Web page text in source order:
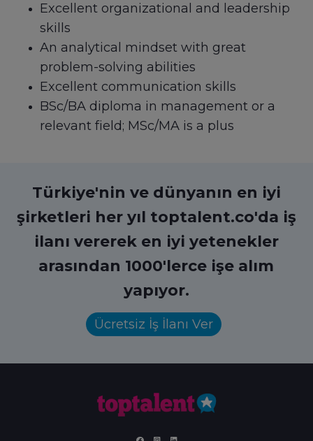
Excellent organizational and leadership
skills
An analytical mindset with great
problem-solving abilities
Excellent communication skills
BSc/BA diploma in management or a
relevant field; MSc/MA is a plus
Türkiye'nin ve dünyanın en iyi
şirketleri her yıl toptalent.co'da iş
ilanı vererek en iyi yetenekler
arasından 1000'lerce işe alım
yapıyor.
Ücretsiz İş İlanı Ver